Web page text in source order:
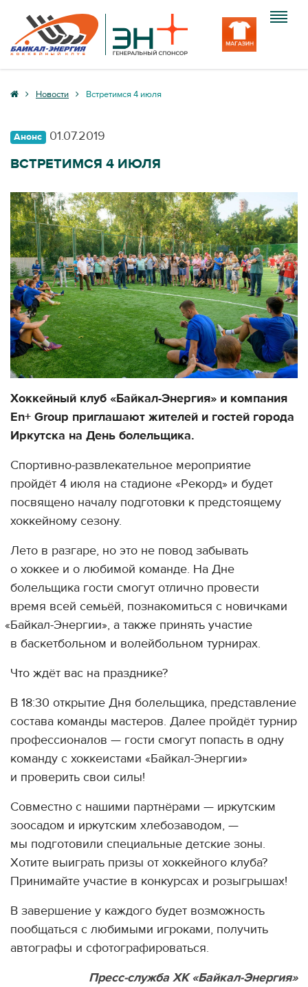
Клуб
Вход
Новости Встретимся 4 июля
Анонс 01.07.2019
ВСТРЕТИМСЯ 4 ИЮЛЯ
Хоккейный клуб «Байкал-Энергия» и компания
En+ Group приглашают жителей и гостей города
Иркутска на День болельщика.
Спортивно-развлекательное мероприятие
пройдёт 4 июля на стадионе «Рекорд» и будет
посвящено началу подготовки к предстоящему
хоккейному сезону.
Лето в разгаре, но это не повод забывать
o хоккее и o любимой команде. На Дне
болельщика гости смогут отлично провести
время всей семьёй, познакомиться c новичками
«Байкал-Энергии», а также принять участие
в баскетбольном и волейбольном турнирах.
Что ждёт вас на празднике?
В 18:30 открытие Дня болельщика, представление
состава команды мастеров. Далее пройдёт турнир
профессионалов — гости смогут попасть в одну
команду с хоккеистами «Байкал-Энергии»
и проверить свои силы!
Совместно с нашими партнёрами — иркутским
зоосадом и иркутским хлебозаводом, —
мы подготовили специальные детские зоны.
Хотите выиграть призы от хоккейного клуба?
Принимайте участие в конкурсах и розыгрышах!
В завершение у каждого будет возможность
пообщаться с любимыми игроками, получить
автографы и сфотографироваться.
Пресс-служба ХК «Байкал-Энергия»